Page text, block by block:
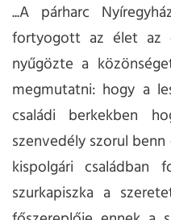
...A párharc
fortyogott az élet az
nyűgözte a
megmutatni: hogy a
családi berkekben
szenvedély szorul
kispolgári
szurkapiszka a